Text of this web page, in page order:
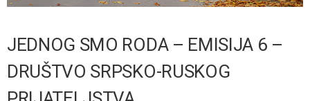
JEDNOG SMO RODA – EMISIJA 6 –
DRUŠTVO SRPSKO-RUSKOG